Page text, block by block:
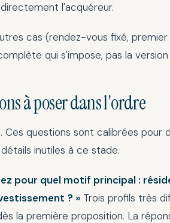
l'acquéreur.
cas (rendez-vous fixé,
qui s'impose, pas la version
à poser dans l'ordre
Ces questions sont calibrées pour
inutiles à ce stade.
pour quel motif principal :
? » Trois profils très
la première proposition. La